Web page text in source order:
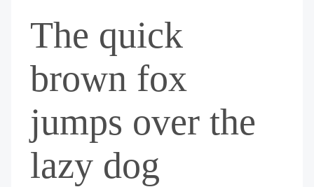
The quick
brown fox
jumps over the
lazy dog